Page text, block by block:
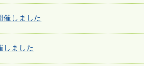
催しました
しました